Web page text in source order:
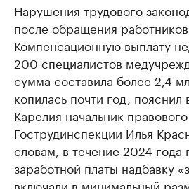
Нарушения трудового
после обращения
Компенсационную выплату
200 специалистов
сумма составила более 2,4
копилась почти год,
Карелия начальник
Гострудинспекции Илья
словам, в течение 2024 года
заработной платы надбавку
включали в минимальный